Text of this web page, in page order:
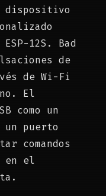
dispositivo
12S. Bad
de
de Wi-Fi
El
como un
un puerto
comandos
en el